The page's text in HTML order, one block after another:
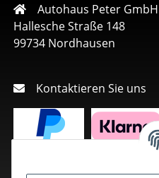
Autohaus Peter GmbH
Hallesche Straße 148
99734 Nordhausen
Kontaktieren Sie uns